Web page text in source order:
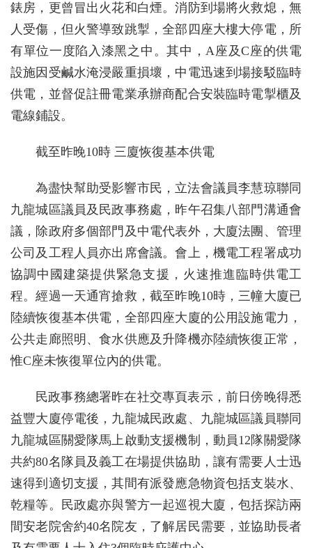
錶房，更曾冒出火花和白煙。消防到場將火救熄，無
人受傷，但火警導致跳掣，全部四座大樓大停電，所
有單位一度陷入漆黑之中。其中，A座及C座的供電
設施因受鹹水淹浸嚴重損壞，中電迅速到場接駁臨時
供電，並督促註冊電業承辦商配合安裝臨時電掣櫃及
電線鋪設。
截至昨晚10時 三廈恢復基本供電
為盡快幫助受影響市民，立法會議員李慧琼聯同
九龍城區議員及民政事務處，昨午召集八部門溝通會
議，除政府多個部門及中電代表外，大廈法團、管理
公司及工程人員亦出席會議。會上，機電工程署成功
協調中國建築提供緊急支援，火速推進臨時供電工
程。經過一天通宵搶救，截至昨晚10時，三幢大廈已
陸續恢復基本供電，全部四座大廈的公用設施電力，
公共走廊照明、食水供應及升降機亦陸續恢復正常，
惟C座未恢復單位內的供電。
民政事務總署昨在社交專頁表示，前日傍晚得悉
益豐大廈停電後，九龍城民政處、九龍城區議員聯同
九龍城區關愛隊馬上啟動支援機制，動員12隊關愛隊
共約80名隊員及義工在場提供協助，讓有需要人士迅
速得到適切支援，其間有派發應急物資包括支裝水、
乾糧等。民政處亦與警方一起巡視大廈，包括探訪兩
間安老院舍約40名院友，了解居民需要，並協助長者